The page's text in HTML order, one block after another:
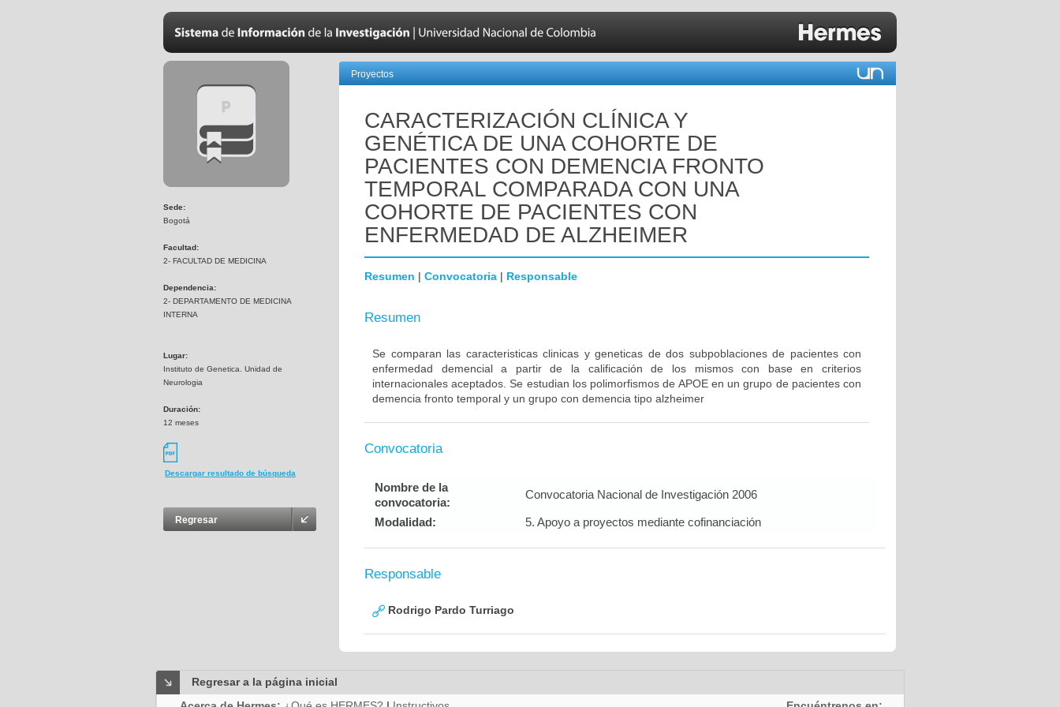
Sede:
Bogotá
Facultad:
2- FACULTAD DE MEDICINA
Dependencia:
2- DEPARTAMENTO DE MEDICINA
INTERNA
Lugar:
Instituto de Genetica. Unidad de
Neurologia
Duración:
12 meses
Descargar resultado de búsqueda
Regresar
Proyectos
CARACTERIZACIÓN CLÍNICA Y
GENÉTICA DE UNA COHORTE DE
PACIENTES CON DEMENCIA FRONTO
TEMPORAL COMPARADA CON UNA
COHORTE DE PACIENTES CON
ENFERMEDAD DE ALZHEIMER
Resumen | Convocatoria | Responsable
Resumen
Se comparan las caracteristicas clinicas y geneticas de dos subpoblaciones de pacientes con
enfermedad demencial a partir de la calificación de los mismos con base en criterios
internacionales aceptados. Se estudian los polimorfismos de APOE en un grupo de pacientes con
demencia fronto temporal y un grupo con demencia tipo alzheimer
Convocatoria
Nombre de la
convocatoria:
Convocatoria Nacional de Investigación 2006
Modalidad: 5. Apoyo a proyectos mediante cofinanciación
Responsable
Rodrigo Pardo Turriago
Regresar a la página inicial